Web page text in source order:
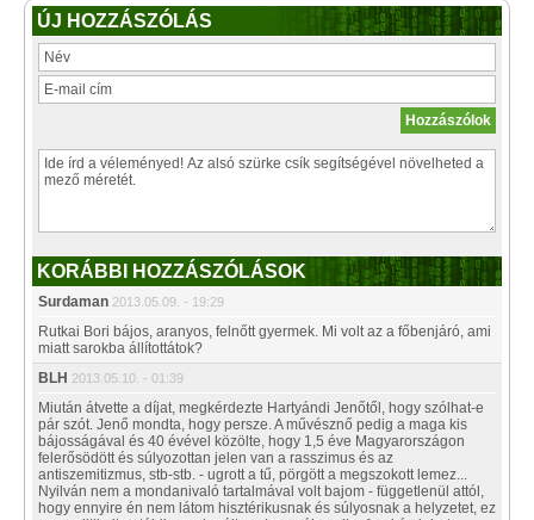
ÚJ HOZZÁSZÓLÁS
KORÁBBI HOZZÁSZÓLÁSOK
Surdaman 2013.05.09. - 19:29
Rutkai Bori bájos, aranyos, felnőtt gyermek. Mi volt az a főbenjáró, ami
miatt sarokba állítottátok?
BLH 2013.05.10. - 01:39
Miután átvette a díjat, megkérdezte Hartyándi Jenőtől, hogy szólhat-e
pár szót. Jenő mondta, hogy persze. A művésznő pedig a maga kis
bájosságával és 40 évével közölte, hogy 1,5 éve Magyarországon
felerősödött és súlyozottan jelen van a rasszimus és az
antiszemitizmus, stb-stb. - ugrott a tű, pörgött a megszokott lemez...
Nyilván nem a mondanivaló tartalmával volt bajom - függetlenül attól,
hogy ennyire én nem látom hisztérikusnak és súlyosnak a helyzetet, ez